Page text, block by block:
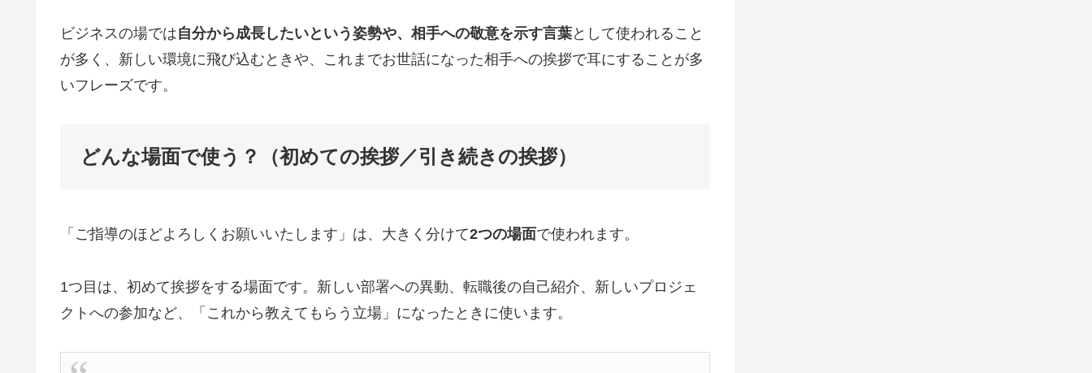
ビジネスの場では自分から成長したいという姿勢や、相手への敬意を示す言葉として使われること
が多く、新しい環境に飛び込むときや、これまでお世話になった相手への挨拶で耳にすることが多
いフレーズです。
どんな場面で使う？（初めての挨拶／引き続きの挨拶）
「ご指導のほどよろしくお願いいたします」は、大きく分けて2つの場面で使われます。
1つ目は、初めて挨拶をする場面です。新しい部署への異動、転職後の自己紹介、新しいプロジェ
クトへの参加など、「これから教えてもらう立場」になったときに使います。